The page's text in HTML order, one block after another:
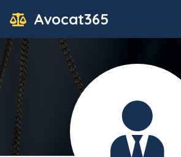
Avocat365